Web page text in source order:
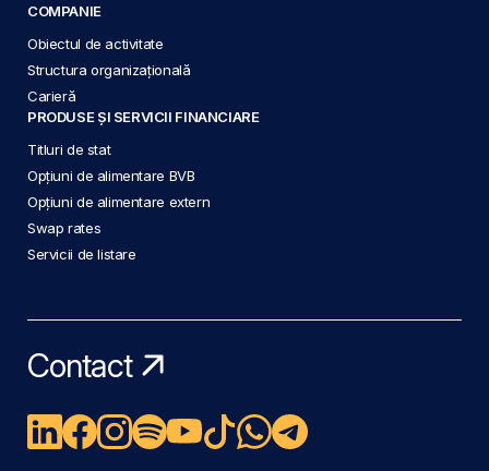
COMPANIE
Obiectul de activitate
Structura organizațională
Carieră
PRODUSE ȘI SERVICII FINANCIARE
Titluri de stat
Opțiuni de alimentare BVB
Opțiuni de alimentare extern
Swap rates
Servicii de listare
Contact